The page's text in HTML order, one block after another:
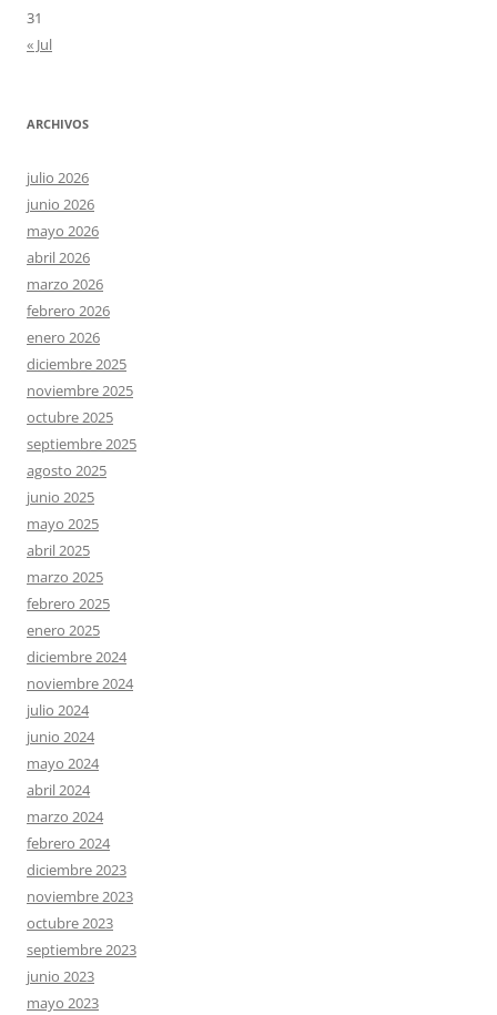
31
« Jul
ARCHIVOS
julio 2026
junio 2026
mayo 2026
abril 2026
marzo 2026
febrero 2026
enero 2026
diciembre 2025
noviembre 2025
octubre 2025
septiembre 2025
agosto 2025
junio 2025
mayo 2025
abril 2025
marzo 2025
febrero 2025
enero 2025
diciembre 2024
noviembre 2024
julio 2024
junio 2024
mayo 2024
abril 2024
marzo 2024
febrero 2024
diciembre 2023
noviembre 2023
octubre 2023
septiembre 2023
junio 2023
mayo 2023